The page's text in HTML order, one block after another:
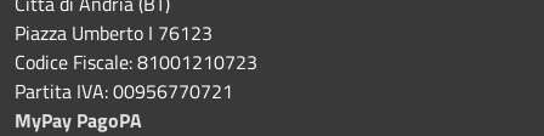
Piazza Umberto I 76123
Codice Fiscale: 81001210723
Partita IVA: 00956770721
MyPay PagoPA